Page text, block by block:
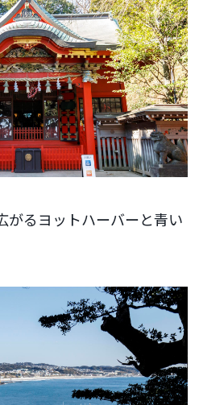
がるヨットハーバーと青い